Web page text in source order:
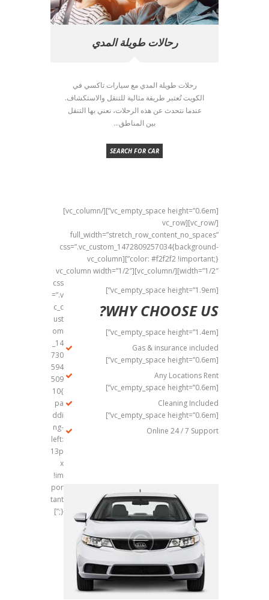
رحالات طويلة المدي
رحلات طويلة المدي مع سيارات تاكسي في
الكويت تُعتبر طريقة مثالية للتنقل والاستكشاف.
عندما نتحدث عن هذه الرحلات، نعني بها التنقل
بين المناطق...
SEARCH FOR CAR
[vc_empty_space height=”0.6em”][/vc_column]
[/vc_row][vc_row
full_width=”stretch_row_content_no_spaces”
css=”.vc_custom_1472809257034{background-
color: #f2f2f2 !important;}”][vc_column
width=”1/2″]
[vc_empty_space height=”1.9em”]
WHY CHOOSE US?
[vc_empty_space height=”1.4em”]
Gas & insurance included
[vc_empty_space height=”0.6em”]
Any Locations Rent
[vc_empty_space height=”0.6em”]
Cleaning Included
[vc_empty_space height=”0.6em”]
Online 24 / 7 Support
[/vc_column][vc_column width=”1/2″
css
=”.v
c_c
ust
om
_14
730
594
509
10{
pa
ddi
ng-
left:
13p
x
!im
por
tant
;}”]